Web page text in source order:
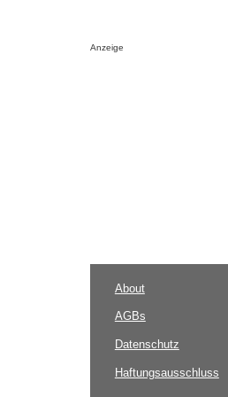
Anzeige
About
AGBs
Datenschutz
Haftungsausschluss